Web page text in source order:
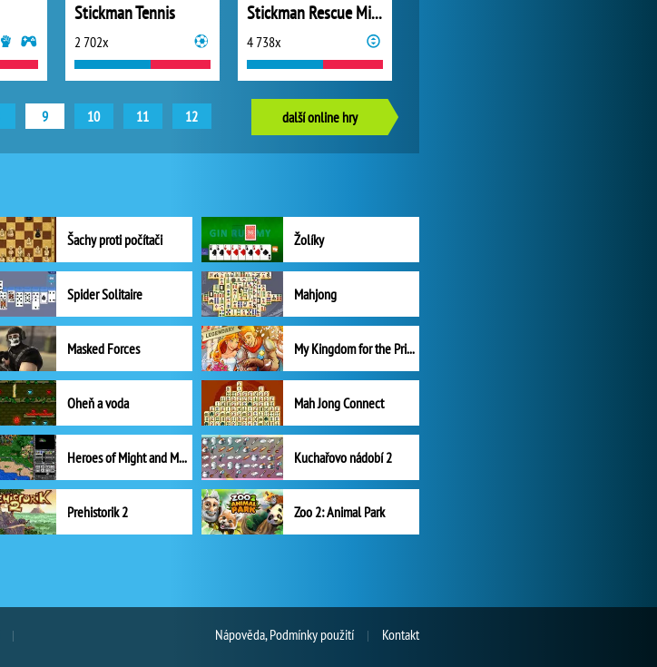
Stickman Tennis
2 702x
Stickman Rescue Mission
4 738x
9 10 11 12 další online hry
Šachy proti počítači Žolíky
Spider Solitaire Mahjong
Masked Forces My Kingdom for the Princess Plná verze
Oheň a voda Mah Jong Connect
Heroes of Might and Magic II Kuchařovo nádobí 2
Prehistorik 2 Zoo 2: Animal Park
Nápověda, Podmínky použití Kontakt